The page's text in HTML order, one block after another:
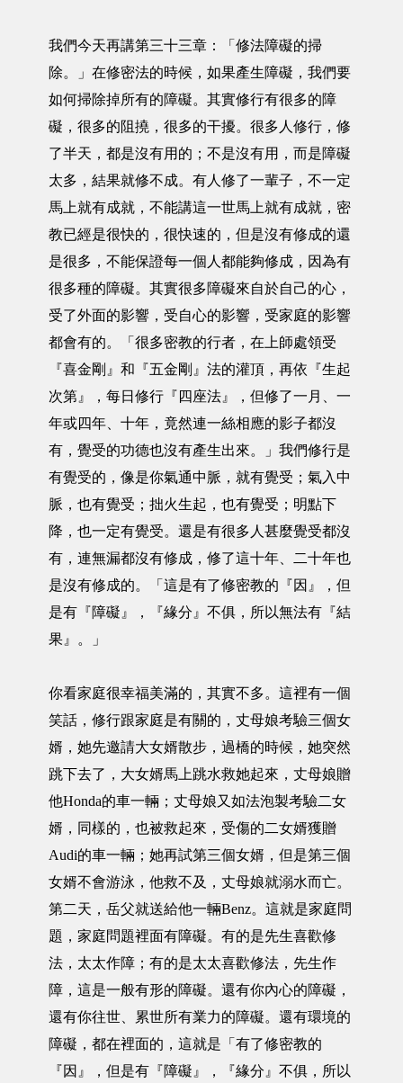
我們今天再講第三十三章：「修法障礙的掃
除。」在修密法的時候，如果產生障礙，我們要
如何掃除掉所有的障礙。其實修行有很多的障
礙，很多的阻撓，很多的干擾。很多人修行，修
了半天，都是沒有用的；不是沒有用，而是障礙
太多，結果就修不成。有人修了一輩子，不一定
馬上就有成就，不能講這一世馬上就有成就，密
教已經是很快的，很快速的，但是沒有修成的還
是很多，不能保證每一個人都能夠修成，因為有
很多種的障礙。其實很多障礙來自於自己的心，
受了外面的影響，受自心的影響，受家庭的影響
都會有的。「很多密教的行者，在上師處領受
『喜金剛』和『五金剛』法的灌頂，再依『生起
次第』，每日修行『四座法』，但修了一月、一
年或四年、十年，竟然連一絲相應的影子都沒
有，覺受的功德也沒有產生出來。」我們修行是
有覺受的，像是你氣通中脈，就有覺受；氣入中
脈，也有覺受；拙火生起，也有覺受；明點下
降，也一定有覺受。還是有很多人甚麼覺受都沒
有，連無漏都沒有修成，修了這十年、二十年也
是沒有修成的。「這是有了修密教的『因』，但
是有『障礙』，『緣分』不俱，所以無法有『結
果』。」
你看家庭很幸福美滿的，其實不多。這裡有一個
笑話，修行跟家庭是有關的，丈母娘考驗三個女
婿，她先邀請大女婿散步，過橋的時候，她突然
跳下去了，大女婿馬上跳水救她起來，丈母娘贈
他Honda的車一輛；丈母娘又如法泡製考驗二女
婿，同樣的，也被救起來，受傷的二女婿獲贈
Audi的車一輛；她再試第三個女婿，但是第三個
女婿不會游泳，他救不及，丈母娘就溺水而亡。
第二天，岳父就送給他一輛Benz。這就是家庭問
題，家庭問題裡面有障礙。有的是先生喜歡修
法，太太作障；有的是太太喜歡修法，先生作
障，這是一般有形的障礙。還有你內心的障礙，
還有你往世、累世所有業力的障礙。還有環境的
障礙，都在裡面的，這就是「有了修密教的
『因』，但是有『障礙』，『緣分』不俱，所以